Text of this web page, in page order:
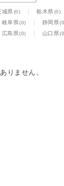
城県(0) 栃木県(0)
岐阜県(0) 静岡県
広島県(0) 山口県
りません。